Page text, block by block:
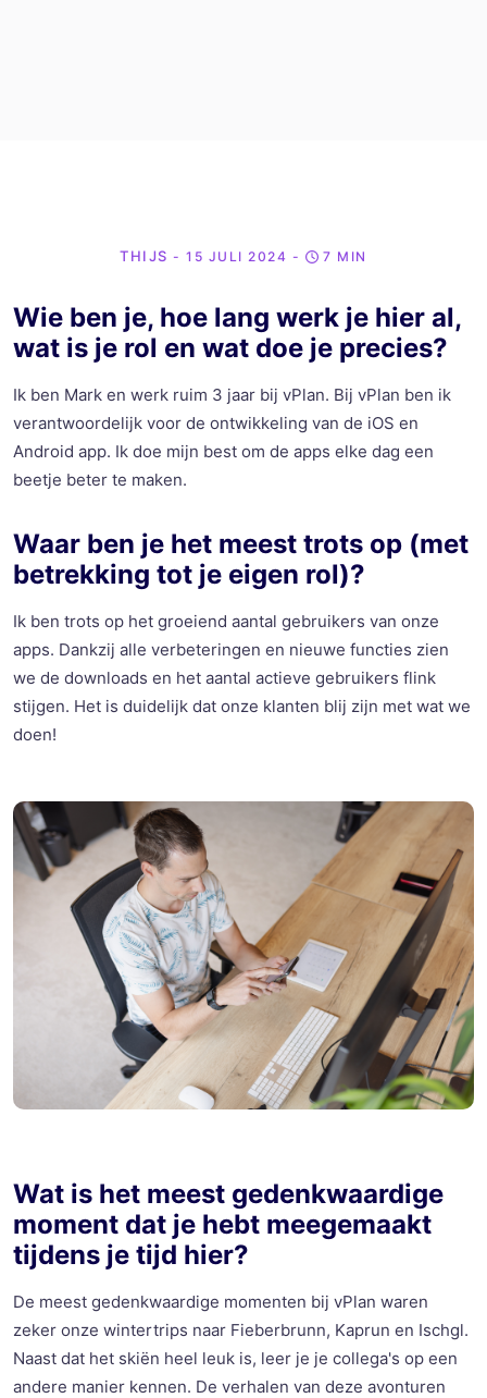
THIJS - 15 JULI 2024 - 7 MIN
Wie ben je, hoe lang werk je hier al,
wat is je rol en wat doe je precies?
Ik ben Mark en werk ruim 3 jaar bij vPlan. Bij vPlan ben ik
verantwoordelijk voor de ontwikkeling van de iOS en
Android app. Ik doe mijn best om de apps elke dag een
beetje beter te maken.
Waar ben je het meest trots op (met
betrekking tot je eigen rol)?
Ik ben trots op het groeiend aantal gebruikers van onze
apps. Dankzij alle verbeteringen en nieuwe functies zien
we de downloads en het aantal actieve gebruikers flink
stijgen. Het is duidelijk dat onze klanten blij zijn met wat we
doen!
Wat is het meest gedenkwaardige
moment dat je hebt meegemaakt
tijdens je tijd hier?
De meest gedenkwaardige momenten bij vPlan waren
zeker onze wintertrips naar Fieberbrunn, Kaprun en Ischgl.
Naast dat het skiën heel leuk is, leer je je collega's op een
andere manier kennen. De verhalen van deze avonturen